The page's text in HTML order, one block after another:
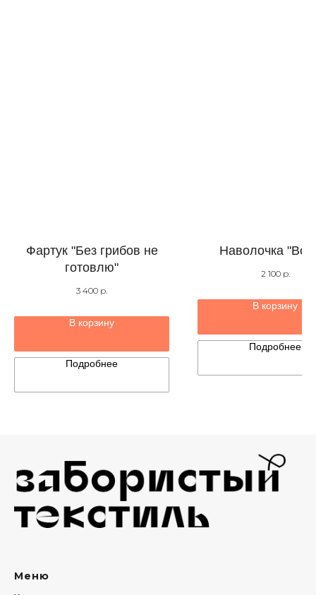
Фартук "Без грибов не
готовлю"
3 400 р.
В корзину
Подробнее
Наволочка
2 100 р.
В корзину
Подробнее
Меню